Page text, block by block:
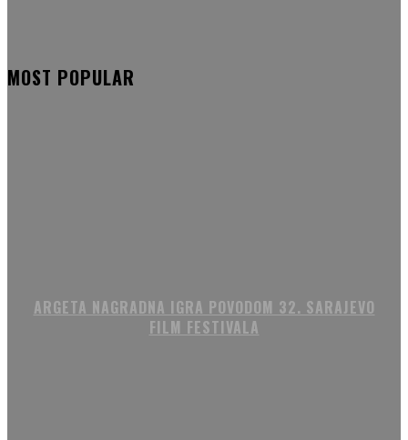
MOST POPULAR
ARGETA NAGRADNA IGRA POVODOM 32. SARAJEVO
FILM FESTIVALA